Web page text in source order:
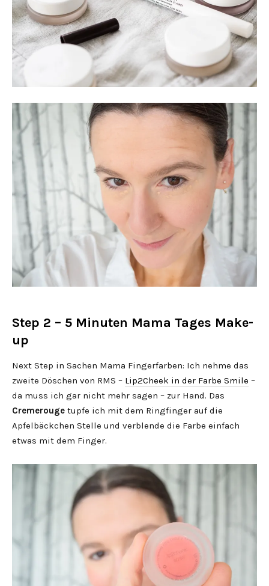
Step 2 – 5 Minuten Mama Tages Make-
up
Next Step in Sachen Mama Fingerfarben: Ich nehme das
zweite Döschen von RMS – Lip2Cheek in der Farbe Smile –
da muss ich gar nicht mehr sagen – zur Hand. Das
Cremerouge tupfe ich mit dem Ringfinger auf die
Apfelbäckchen Stelle und verblende die Farbe einfach
etwas mit dem Finger.